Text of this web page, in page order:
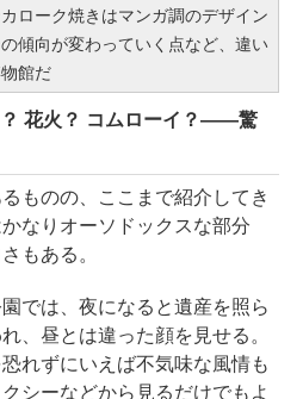
ローク焼きはマンガ調のデザイン
傾向が変わっていく点など、違い
館だ
花火？ コムローイ？――驚
ものの、ここまで紹介してき
なりオーソドックスな部分
もある。
では、夜になると遺産を照ら
、昼とは違った顔を見せる。
れずにいえば不気味な風情も
シーなどから見るだけでもよ